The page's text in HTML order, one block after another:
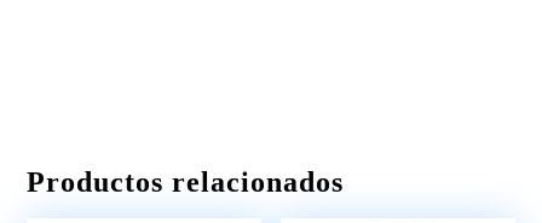
Productos relacionados